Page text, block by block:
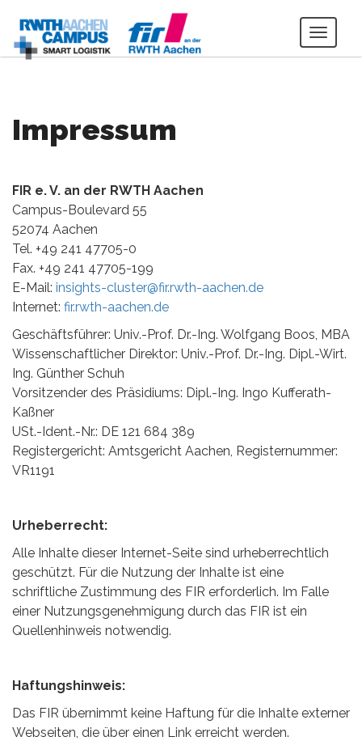
Impressum
FIR e. V. an der RWTH Aachen
Campus-Boulevard 55
52074 Aachen
Tel. +49 241 47705-0
Fax. +49 241 47705-199
E-Mail: insights-cluster@fir.rwth-aachen.de
Internet: fir.rwth-aachen.de
Geschäftsführer: Univ.-Prof. Dr.-Ing. Wolfgang Boos, MBA
Wissenschaftlicher Direktor: Univ.-Prof. Dr.-Ing. Dipl.-Wirt.
Ing. Günther Schuh
Vorsitzender des Präsidiums: Dipl.-Ing. Ingo Kufferath-
Kaßner
USt.-Ident.-Nr.: DE 121 684 389
Registergericht: Amtsgericht Aachen, Registernummer:
VR1191
Urheberrecht:
Alle Inhalte dieser Internet-Seite sind urheberrechtlich
geschützt. Für die Nutzung der Inhalte ist eine
schriftliche Zustimmung des FIR erforderlich. Im Falle
einer Nutzungsgenehmigung durch das FIR ist ein
Quellenhinweis notwendig.
Haftungshinweis:
Das FIR übernimmt keine Haftung für die Inhalte externer
Webseiten, die über einen Link erreicht werden.